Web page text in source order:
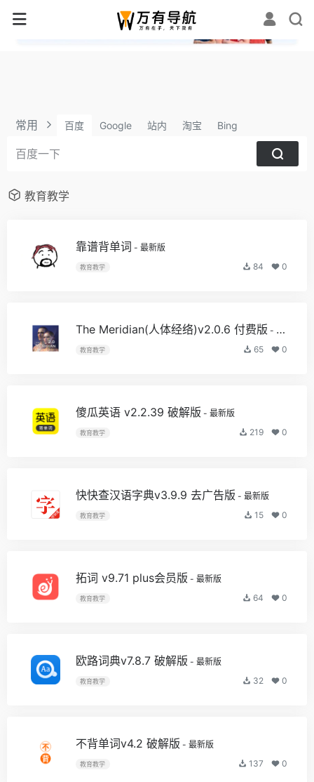
✕
常用 百度 Google 站内 淘宝 Bing
教育教学
靠谱背单词 - 最新版
教育教学 84 0
The Meridian(人体经络)v2.0.6 付费版 - 最新版
教育教学 65 0
傻瓜英语 v2.2.39 破解版 - 最新版
教育教学 219 0
快快查汉语字典v3.9.9 去广告版 - 最新版
教育教学 15 0
拓词 v9.71 plus会员版 - 最新版
教育教学 64 0
欧路词典v7.8.7 破解版 - 最新版
教育教学 32 0
不背单词v4.2 破解版 - 最新版
教育教学 137 0